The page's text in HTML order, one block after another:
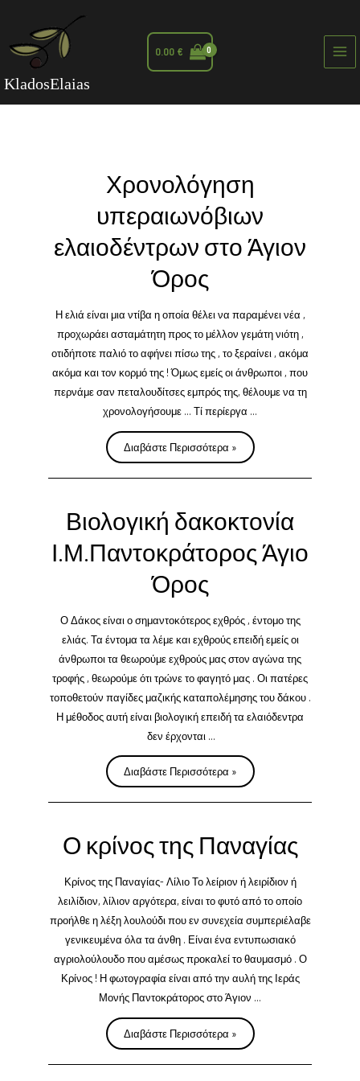
KladosElaias
0.00 €
Χρονολόγηση
υπεραιωνόβιων
ελαιοδέντρων στο Άγιον
Όρος
Η ελιά είναι μια ντίβα η οποία θέλει να παραμένει νέα ,
προχωράει ασταμάτητη προς το μέλλον γεμάτη νιότη ,
οτιδήποτε παλιό το αφήνει πίσω της , το ξεραίνει , ακόμα
ακόμα και τον κορμό της ! Όμως εμείς οι άνθρωποι , που
περνάμε σαν πεταλουδίτσες εμπρός της, θέλουμε να τη
χρονολογήσουμε … Τί περίεργα …
Χρονολόγηση
υπεραιωνόβιων
Άγιον
Διαβάστε Περισσότερα »
Βιολογική δακοκτονία
Ι.Μ.Παντοκράτορος Άγιο
Όρος
Ο Δάκος είναι ο σημαντοκότερος εχθρός , έντομο της
ελιάς. Τα έντομα τα λέμε και εχθρούς επειδή εμείς οι
άνθρωποι τα θεωρούμε εχθρούς μας στον αγώνα της
τροφής , θεωρούμε ότι τρώνε το φαγητό μας . Οι πατέρες
τοποθετούν παγίδες μαζικής καταπολέμησης του δάκου .
Η μέθοδος αυτή είναι βιολογική επειδή τα ελαιόδεντρα
δεν έρχονται …
Βιολογική
δακοκτονία
Όρος
Διαβάστε Περισσότερα »
Ο κρίνος της Παναγίας
Κρίνος της Παναγίας- Λίλιο Το λείριον ή λειρίδιον ή
λειλίδιον, λίλιον αργότερα, είναι το φυτό από το οποίο
προήλθε η λέξη λουλούδι που εν συνεχεία συμπεριέλαβε
γενικευμένα όλα τα άνθη . Είναι ένα εντυπωσιακό
αγριολούλουδο που αμέσως προκαλεί το θαυμασμό . Ο
Κρίνος ! Η φωτογραφία είναι από την αυλή της Ιεράς
Μονής Παντοκράτορος στο Άγιον …
Ο
κρίνος
Διαβάστε Περισσότερα »